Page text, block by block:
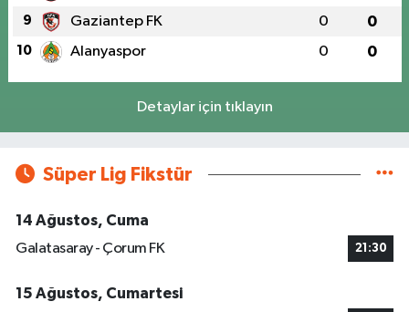
9 Gaziantep FK 0 0
10 Alanyaspor 0 0
Detaylar için tıklayın
Süper Lig Fikstür
14 Ağustos, Cuma
Galatasaray - Çorum FK
21:30
15 Ağustos, Cumartesi